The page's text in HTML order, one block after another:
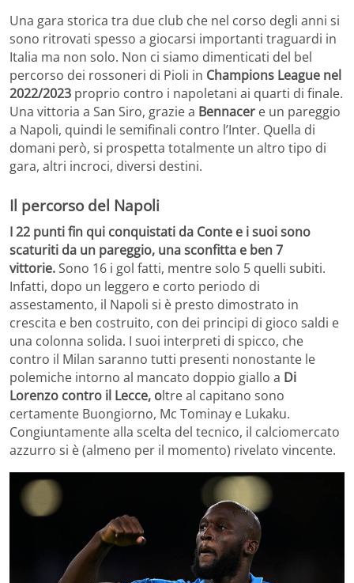
Una gara storica tra due club che nel corso degli anni si
sono ritrovati spesso a giocarsi importanti traguardi in
Italia ma non solo. Non ci siamo dimenticati del bel
percorso dei rossoneri di Pioli in Champions League nel
2022/2023 proprio contro i napoletani ai quarti di finale.
Una vittoria a San Siro, grazie a Bennacer e un pareggio
a Napoli, quindi le semifinali contro l’Inter. Quella di
domani però, si prospetta totalmente un altro tipo di
gara, altri incroci, diversi destini.
Il percorso del Napoli
I 22 punti fin qui conquistati da Conte e i suoi sono
scaturiti da un pareggio, una sconfitta e ben 7
vittorie.Sono 16 i gol fatti, mentre solo 5 quelli subiti.
Infatti, dopo un leggero e corto periodo di
assestamento, il Napoli si è presto dimostrato in
crescita e ben costruito, con dei principi di gioco saldi e
una colonna solida. I suoi interpreti di spicco, che
contro il Milan saranno tutti presenti nonostante le
polemiche intorno al mancato doppio giallo a Di
Lorenzo contro il Lecce, oltre al capitano sono
certamente Buongiorno, Mc Tominay e Lukaku.
Congiuntamente alla scelta del tecnico, il calciomercato
azzurro si è (almeno per il momento) rivelato vincente.